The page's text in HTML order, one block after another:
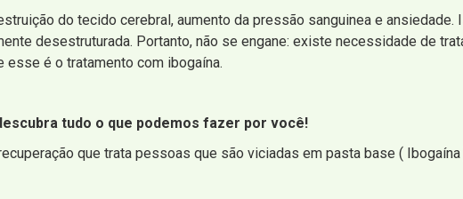
do tecido cerebral, aumento da pressão sanguinea e ansiedade.
desestruturada. Portanto, não se engane: existe necessidade de
é o tratamento com ibogaína.
tudo o que podemos fazer por você!
que trata pessoas que são viciadas em pasta base (